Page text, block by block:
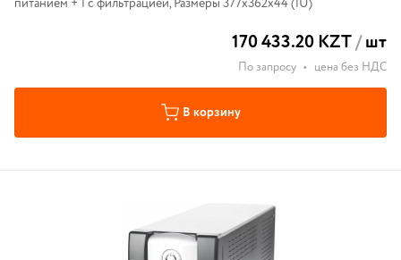
питанием + 1 с фильтрацией, Размеры 377х362х44 (1U)
170 433.20 KZT/шт
По запросу • цена без НДС
В корзину